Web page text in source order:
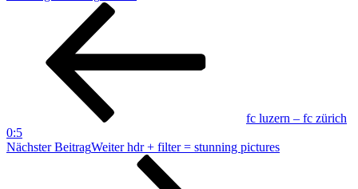
fc luzern – fc zürich
0:5
Nächster BeitragWeiter hdr + filter = stunning pictures